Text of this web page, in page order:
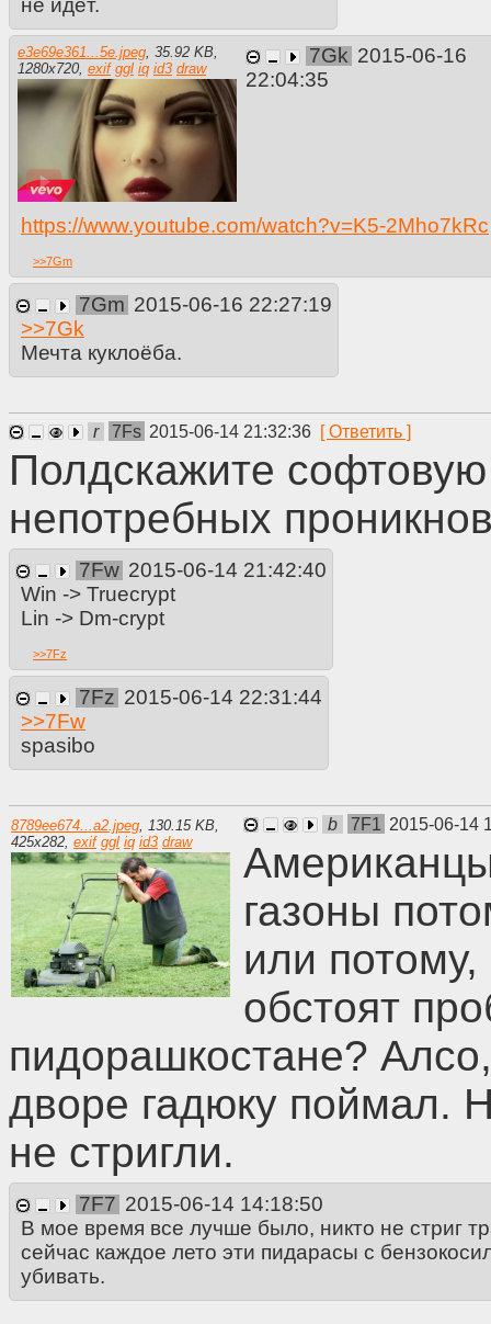
не идёт.
e3e69e361...5e.jpeg 35.92 KB
1280x720 exif ggl iq id3 draw
7Gk 2015-06-16
22:04:35
https://www.youtube.com/watch?v=K5-2Mho7kRc
>>7Gm
7Gm 2015-06-16 22:27:19
>>7Gk
Мечта куклоёба.
r 7Fs 2015-06-14 21:32:36
Полдскажите
непотребных
7Fw 2015-06-14 21:42:40
Win -> Truecrypt
Lin -> Dm-crypt
>>7Fz
7Fz 2015-06-14 22:31:44
>>7Fw
spasibo
8789ee674...a2.jpeg 130.15 KB
425x282 exif ggl iq id3 draw
b 7F1 2015-06-14
газоны
или потому,
обстоят
пидорашкостане?
дворе гадюку поймал.
не стригли.
7F7 2015-06-14 14:18:50
В мое время все лучше было, никто не стриг
сейчас каждое лето эти пидарасы с
убивать.